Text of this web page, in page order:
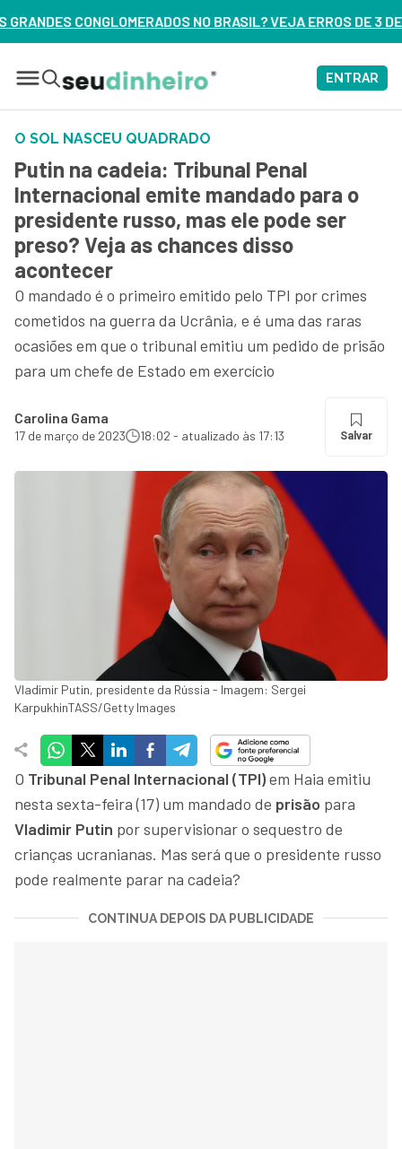
BRASIL? VEJA ERROS DE 3 DELES – ASSISTA AGORA
ENTRAR
O SOL NASCEU QUADRADO
Putin na cadeia: Tribunal Penal
Internacional emite mandado para o
presidente russo, mas ele pode ser
preso? Veja as chances disso
acontecer
O mandado é o primeiro emitido pelo TPI por crimes
cometidos na guerra da Ucrânia, e é uma das raras
ocasiões em que o tribunal emitiu um pedido de prisão
para um chefe de Estado em exercício
Carolina Gama
17 de março de 2023 18:02 - atualizado às 17:13 Salvar
Vladimir Putin, presidente da Rússia - Imagem: Sergei
KarpukhinTASS/Getty Images
O Tribunal Penal Internacional (TPI)em Haia emitiu
nesta sexta-feira (17) um mandado de prisão para
Vladimir Putin por supervisionar o sequestro de
crianças ucranianas. Mas será que o presidente russo
pode realmente parar na cadeia?
CONTINUA DEPOIS DA PUBLICIDADE